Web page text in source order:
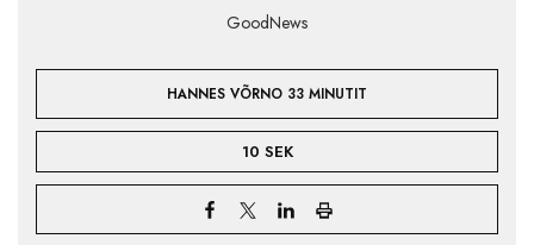
GoodNews
HANNES VÕRNO 33 MINUTIT
10 SEK